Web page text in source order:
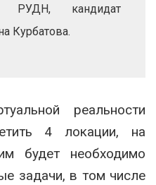
РУДН, кандидат
Курбатова.
реальности
4 локации, на
будет необходимо
задачи, в том числе